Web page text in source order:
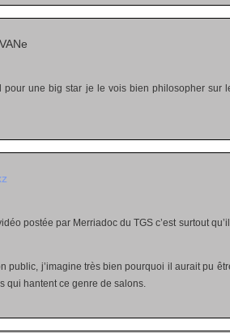
pour une big star je le vois bien philosopher sur
postée par Merriadoc du TGS c’est surtout
public, j’imagine très bien pourquoi il aurait pu
qui hantent ce genre de salons.